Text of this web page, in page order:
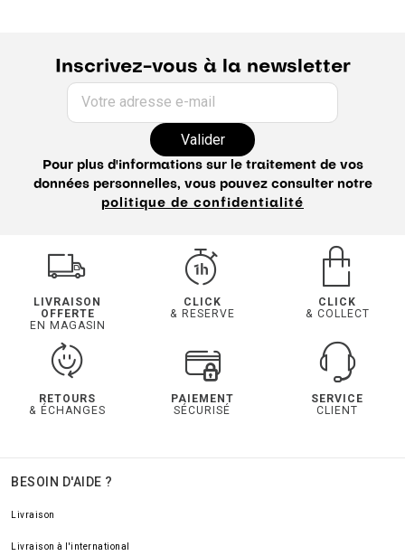
Inscrivez-vous à la newsletter
Votre adresse e-mail
Valider
Pour plus d'informations sur le traitement de vos
données personnelles, vous pouvez consulter notre
politique de confidentialité
LIVRAISON
OFFERTE
EN MAGASIN
CLICK
& RESERVE
CLICK
& COLLECT
RETOURS
& ÉCHANGES
PAIEMENT
SÉCURISÉ
SERVICE
CLIENT
BESOIN D'AIDE ?
Livraison
Livraison à l'international